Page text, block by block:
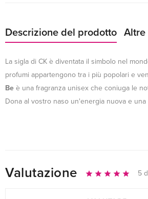
Descrizione del prodotto Altre
La sigla di CK è diventata il simbolo nel
profumi appartengono tra i più popolari e
Be è una fragranza unisex che coniuga le
Dona al vostro naso un'energia nuova e
Valutazione 5